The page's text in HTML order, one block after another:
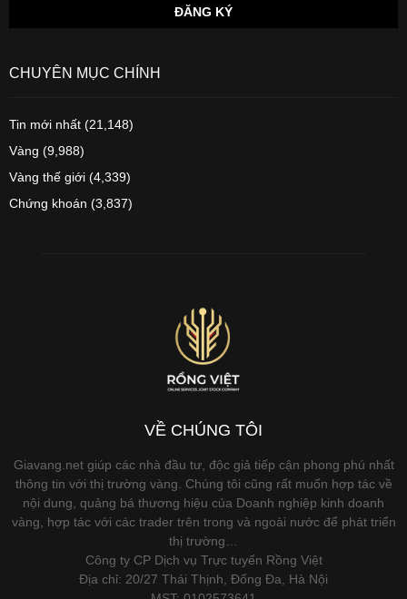
CHUYÊN MỤC CHÍNH
Tin mới nhất (21,148)
Vàng (9,988)
Vàng thế giới (4,339)
Chứng khoán (3,837)
VỀ CHÚNG TÔI
Giavang.net giúp các nhà đầu tư, độc giả tiếp cận phong phú nhất
thông tin với thị trường vàng. Chúng tôi cũng rất muốn hợp tác về
nội dung, quảng bá thương hiệu của Doanh nghiệp kinh doanh
vàng, hợp tác với các trader trên trong và ngoài nước để phát triển
thị trường…
Công ty CP Dịch vụ Trực tuyến Rồng Việt
Địa chỉ: 20/27 Thái Thịnh, Đống Đa, Hà Nội